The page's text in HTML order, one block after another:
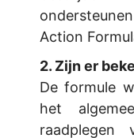
Action
2. Zijn er
De formule
het